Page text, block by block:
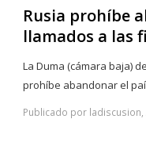
Rusia prohíbe
llamados a las
La Duma (cámara baja)
prohíbe abandonar el
Publicado por ladiscusion,